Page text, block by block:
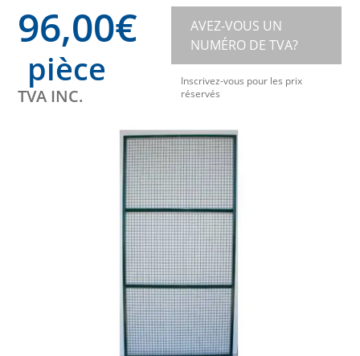
96,00€
pièce
TVA INC.
AVEZ-VOUS UN
NUMÉRO DE TVA?
Inscrivez-vous pour les prix
réservés